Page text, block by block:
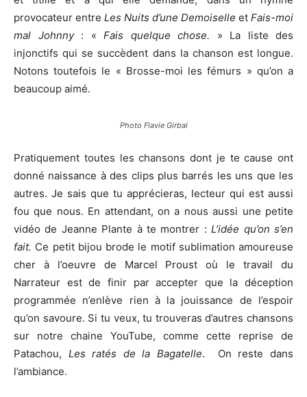
provocateur entre Les Nuits d’une Demoiselle et Fais-moi
mal Johnny: « Fais quelque chose. » La liste des
injonctifs qui se succèdent dans la chanson est longue.
Notons toutefois le « Brosse-moi les fémurs » qu’on a
beaucoup aimé.
Photo Flavie Girbal
Pratiquement toutes les chansons dont je te cause ont
donné naissance à des clips plus barrés les uns que les
autres. Je sais que tu apprécieras, lecteur qui est aussi
fou que nous. En attendant, on a nous aussi une petite
vidéo de Jeanne Plante à te montrer :L’idée qu’on s’en
fait. Ce petit bijou brode le motif sublimation amoureuse
cher à l’oeuvre de Marcel Proust où le travail du
Narrateur est de finir par accepter que la déception
programmée n’enlève rien à la jouissance de l’espoir
qu’on savoure. Si tu veux, tu trouveras d’autres chansons
sur notre chaine YouTube, comme cette reprise de
Patachou, Les ratés de la Bagatelle. On reste dans
l’ambiance.